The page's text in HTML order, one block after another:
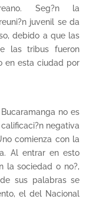
Seg?n la
juvenil se da
debido a que las
las tribus fueron
en esta ciudad por
no es
negativa
comienza con la
Al entrar en esto
la sociedad o no?,
sus palabras se
el del Nacional